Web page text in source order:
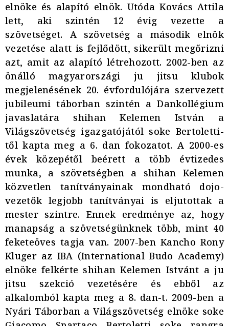
elnöke és alapító elnök. Utóda Kovács Attila
lett, aki szintén 12 évig vezette a
szövetséget. A szövetség a második elnök
vezetése alatt is fejlődött, sikerült megőrizni
azt, amit az alapító létrehozott. 2002-ben az
önálló magyarországi ju jitsu klubok
megjelenésének 20. évfordulójára szervezett
jubileumi táborban szintén a Dankollégium
javaslatára shihan Kelemen István a
Világszövetség igazgatójától soke Bertoletti-
től kapta meg a 6. dan fokozatot. A 2000-es
évek közepétől beérett a több évtizedes
munka, a szövetségben a shihan Kelemen
közvetlen tanítványainak mondható dojo-
vezetők legjobb tanítványai is eljutottak a
mester szintre. Ennek eredménye az, hogy
manapság a szövetségünknek több, mint 40
feketeöves tagja van. 2007-ben Kancho Rony
Kluger az IBA (International Budo Academy)
elnöke felkérte shihan Kelemen Istvánt a ju
jitsu szekció vezetésére és ebből az
alkalomból kapta meg a 8. dan-t. 2009-ben a
Nyári Táborban a Világszövetség elnöke soke